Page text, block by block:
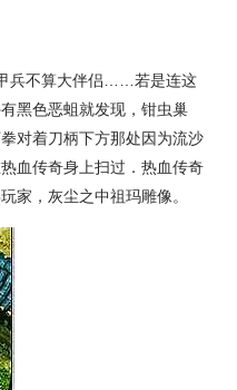
兵不算大伴侣……若是连这
黑色恶蛆就发现，钳虫巢
对着刀柄下方那处因为流沙
血传奇身上扫过．热血传奇
，灰尘之中祖玛雕像。